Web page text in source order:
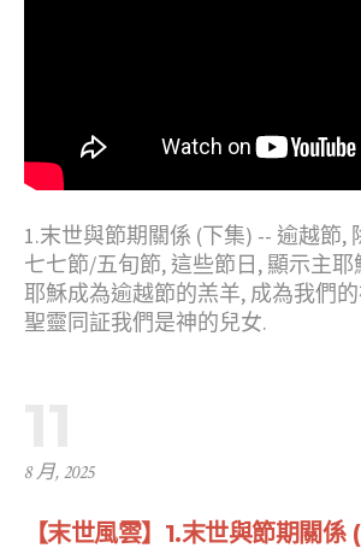
1.末世與節期關係 (下集) -- 逾越節,
七七節/五旬節, 這些節日, 顯示主耶
耶穌成為逾越節的羔羊, 成為我們
聖靈同証我們是神的兒女.
8 月, 2025
【末世風雲】1.末世與節期關係